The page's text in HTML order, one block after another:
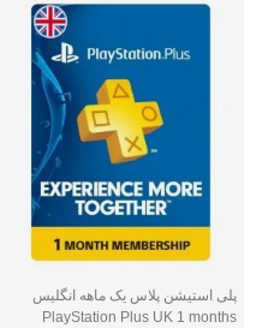
پلی استیشن پلاس یک ماهه انگلیس
PlayStation Plus UK 1 months